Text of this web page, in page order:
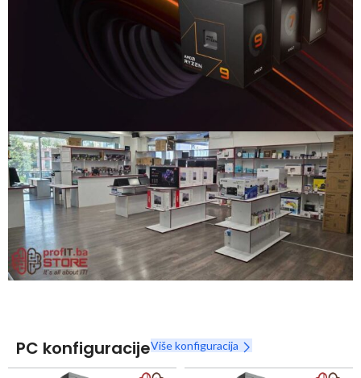
Snaga radnih stanica nikada nije bila povoljnija
Nova Ryzen 7000 serija
Naruči
PC konfiguracijeViše konfiguracija